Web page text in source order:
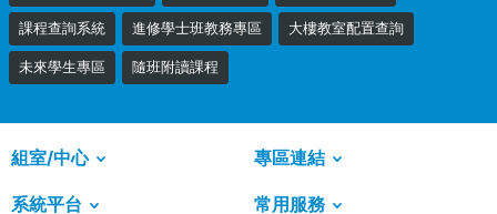
課程查詢系統 進修學士班教務專區 大樓教室配置查詢
未來學生專區 隨班附讀課程
組室/中心 專區連結
系統平台 常用服務